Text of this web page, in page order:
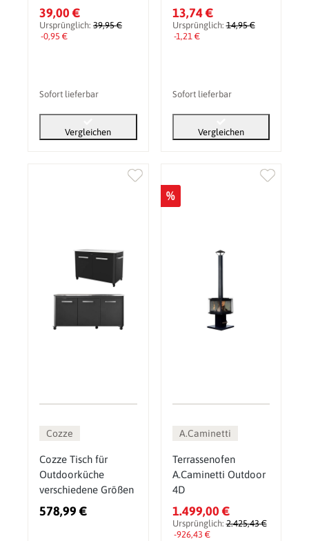
für Heat
Schrankmodul,
schmal, 2er Set
39,00 €
Ursprünglich: 39,95 €
-0,95 €
Sofort lieferbar
Vergleichen
mAh, Beleuchtung &
Zündung für HEAT
Gasgrills
13,74 €
Ursprünglich:14,95 €
-1,21 €
Sofort lieferbar
Vergleichen
Cozze
Cozze Tisch für
Outdoorküche
verschiedene Größen
578,99 €
%
A.Caminetti
Terrassenofen
A.Caminetti Outdoor
4D
1.499,00 €
Ursprünglich:2.425,43 €
-926,43 €